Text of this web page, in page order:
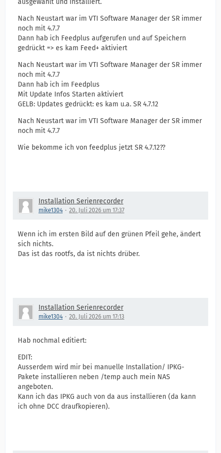
ausgewählt und installiert.
Nach Neustart war im VTI Software Manager der SR immer
noch mit 4.7.7
Dann hab ich Feedplus aufgerufen und auf Speichern
gedrückt => es kam Feed+ aktiviert
Nach Neustart war im VTI Software Manager der SR immer
noch mit 4.7.7
Dann hab ich im Feedplus
Mit Update Infos Starten aktiviert
GELB: Updates gedrückt: es kam u.a. SR 4.7.12
Nach Neustart war im VTI Software Manager der SR immer
noch mit 4.7.7
Wie bekomme ich von feedplus jetzt SR 4.7.12??
Installation Serienrecorder
mike1304 20. Juli 2026 um 17:37
Wenn ich im ersten Bild auf den grünen Pfeil gehe, ändert
sich nichts.
Das ist das rootfs, da ist nichts drüber.
Installation Serienrecorder
mike1304 20. Juli 2026 um 17:13
Hab nochmal editiert:
EDIT:
Ausserdem wird mir bei manuelle Installation/ IPKG-
Pakete installieren neben /temp auch mein NAS
angeboten.
Kann ich das IPKG auch von da aus installieren (da kann
ich ohne DCC draufkopieren).